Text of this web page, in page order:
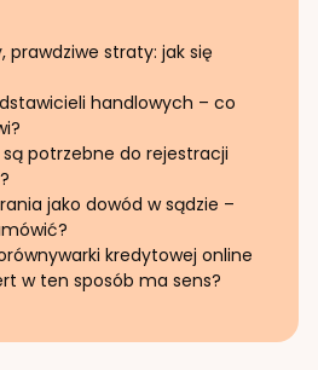
prawdziwe straty: jak się
handlowych – co
potrzebne do rejestracji
jako dowód w sądzie –
kredytowej online
w ten sposób ma sens?